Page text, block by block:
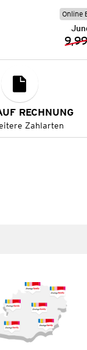
Online
RECHNUNG
Zahlarten